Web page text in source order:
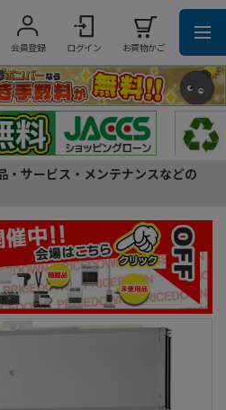
会員登録 ログイン お買物かご
・サービス・メンテナンスなどの